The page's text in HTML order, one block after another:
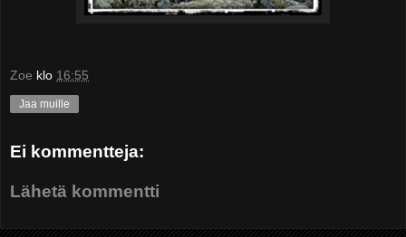
Zoe klo 16:55
Jaa muille
Ei kommentteja:
Lähetä kommentti